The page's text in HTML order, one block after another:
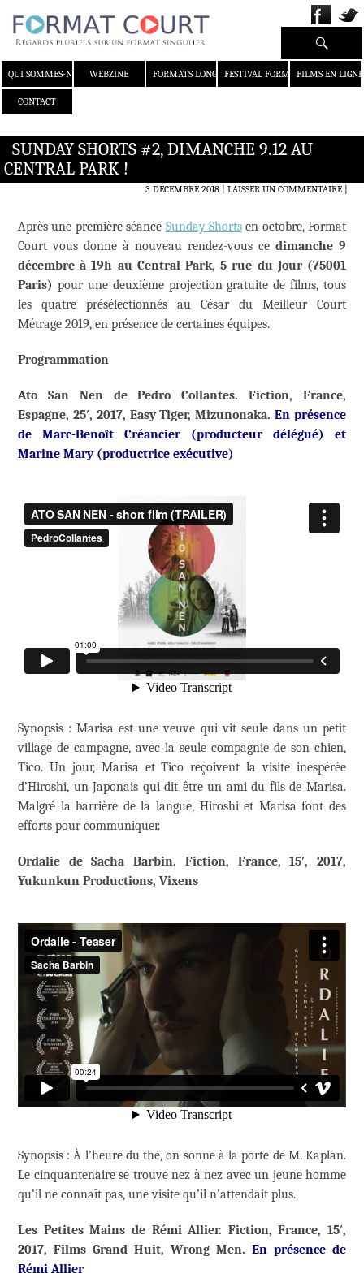
QUI SOMMES-NOUS ?WEBZINE FORMATS LONGS FESTIVAL FORMAT COURT
FILMS EN LIGNE
CONTACT
Recherche
SUNDAY SHORTS #2, DIMANCHE 9.12 AU
CENTRAL PARK !
3 DÉCEMBRE 2018 LAISSER UN COMMENTAIRE|
Après une première séance Sunday Shortsen octobre, Format
Court vous donne à nouveau rendez-vous ce dimanche 9
décembre à 19h au Central Park, 5 rue du Jour (75001
Paris) pour une deuxième projection gratuite de films, tous
les quatre présélectionnés au César du Meilleur Court
Métrage 2019, en présence de certaines équipes.
Programmation
Ato San Nen de Pedro Collantes. Fiction, France,
Espagne, 25′, 2017, Easy Tiger, Mizunonaka.En présence
de Marc-Benoît Créancier (producteur délégué) et
Marine Mary (productrice exécutive)
Synopsis : Marisa est une veuve qui vit seule dans un petit
village de campagne, avec la seule compagnie de son chien,
Tico. Un jour, Marisa et Tico reçoivent la visite inespérée
d’Hiroshi, un Japonais qui dit être un ami du fils de Marisa.
Malgré la barrière de la langue, Hiroshi et Marisa font des
efforts pour communiquer.
Ordalie de Sacha Barbin. Fiction, France, 15′, 2017,
Yukunkun Productions, Vixens
Synopsis : À l’heure du thé, on sonne à la porte de M. Kaplan.
Le cinquantenaire se trouve nez à nez avec un jeune homme
qu’il ne connaît pas, une visite qu’il n’attendait plus.
Les Petites Mains de Rémi Allier. Fiction, France, 15′,
2017, Films Grand Huit, Wrong Men. En présence de
Rémi Allier